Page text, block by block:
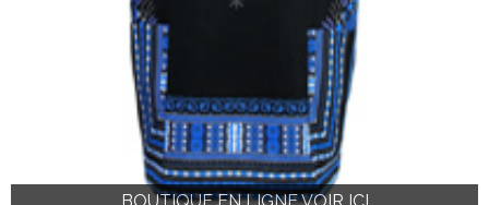
BOUTIQUE EN LIGNE VOIR ICI